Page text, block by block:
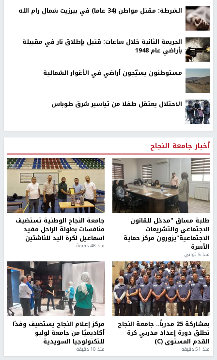
الشرطة: مقتل مواطن (34 عاما) في بيرزيت شمال رام الله
الجريمة الثانية خلال ساعات: قتيل بإطلاق نار في مقيبلة
بأراضي عام 1948
مستوطنون يسيّجون أراضي في الأغوار الشمالية
الاحتلال يعتقل طفلا من تياسير شرق طوباس
أخبار جامعة النجاح
طلبة مساق "مدخل للقانون
الاجتماعي والتشريعات
الاجتماعية"يزورون مركز حماية
الأسرة
منذ 5 ثواني
جامعة النجاح الوطنية تستضيف
منافسات بطولة الراحل مفيد
اسماعيل لكرة اليد للناشئين
منذ 48 دقيقة
بمشاركة 25 مدرباً.. جامعة النجاح
تطلق دورة إعداد مدربي كرة
القدم المستوى (C)
منذ 51 دقيقة
مركز إعلام النجاح يستضيف وفدًا
أكاديميًا من جامعة لوليو
للتكنولوجيا السويدية
منذ 10 دقيقة